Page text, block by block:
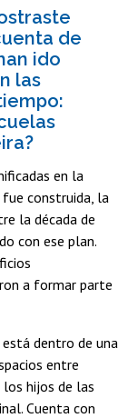
de
ido
las
en la
construida, la
la década de
con ese plan.
a formar parte
dentro de una
entre
los hijos de las
Cuenta con